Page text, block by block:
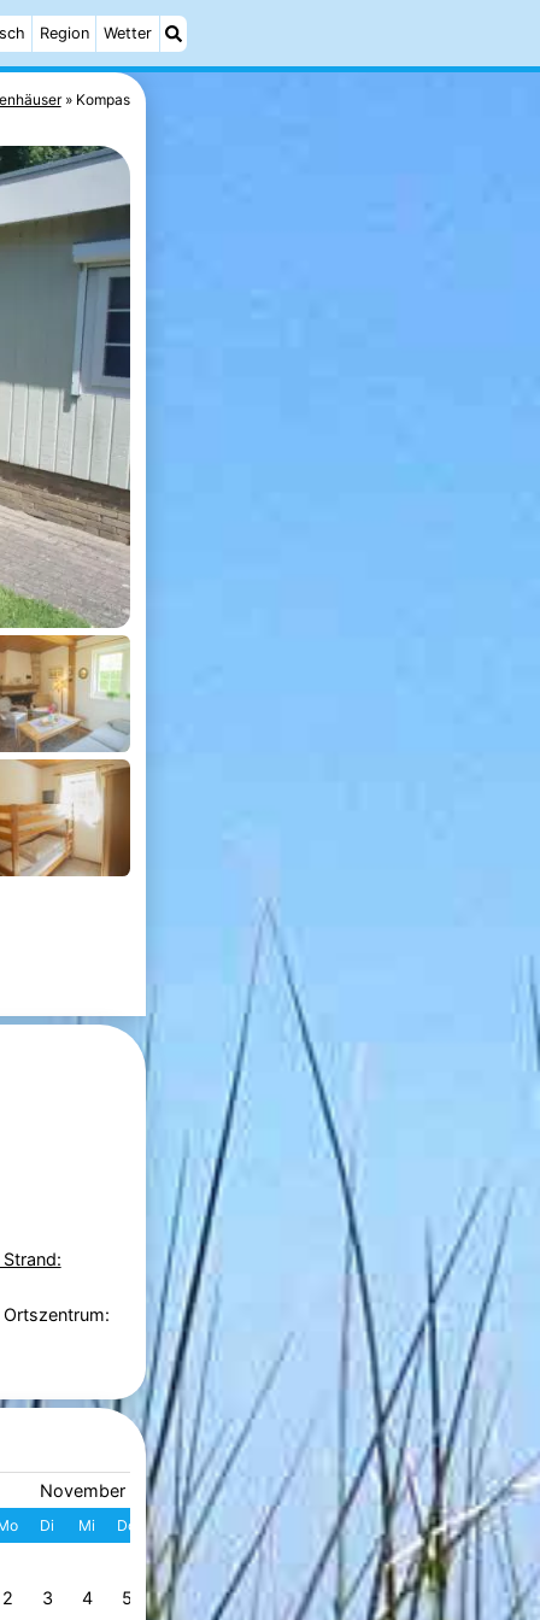
Region Wetter
Kompas
November 2026
Di Mi Do Fr Sa
1
2 3 4 5 6 8
Dezember 2026
Mo Di Mi Do Fr
1 2 3 5
50 7 8 9 10